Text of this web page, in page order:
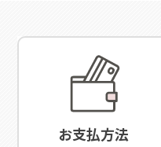
お支払方法